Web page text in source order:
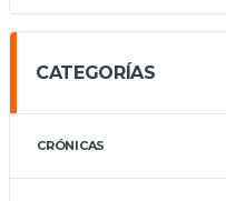
CATEGORÍAS
CRÓNICAS